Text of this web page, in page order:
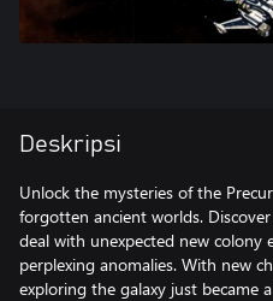
Deskripsi
Unlock the mysteries of the
forgotten ancient worlds.
deal with unexpected new colony
perplexing anomalies. With new
exploring the galaxy just became